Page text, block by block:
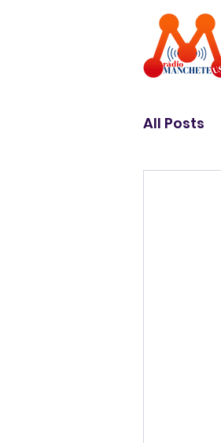
All Posts